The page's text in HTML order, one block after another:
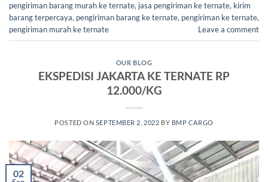
pengiriman barang murah ke ternate, jasa pengiriman ke ternate, kirim
barang terpercaya, pengiriman barang ke ternate, pengiriman ke ternate,
pengiriman murah ke ternate
Leave a comment
OUR BLOG
EKSPEDISI JAKARTA KE TERNATE RP
12.000/KG
POSTED ON SEPTEMBER 2, 2022 BY BMP CARGO
02